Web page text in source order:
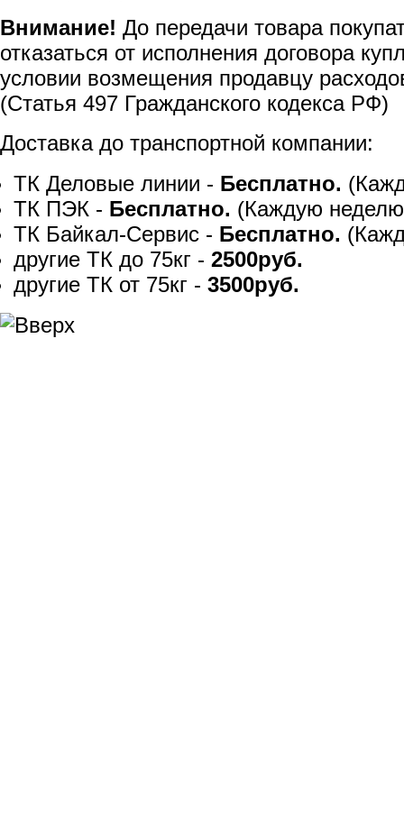
Внимание! До передачи товара
отказаться от исполнения договора
условии возмещения продавцу
(Статья 497 Гражданского кодекса РФ)
Доставка до транспортной компании:
ТК Деловые линии - Бесплатно.
ТК ПЭК - Бесплатно. (Каждую
ТК Байкал-Сервис - Бесплатно.
другие ТК до 75кг - 2500руб.
другие ТК от 75кг - 3500руб.